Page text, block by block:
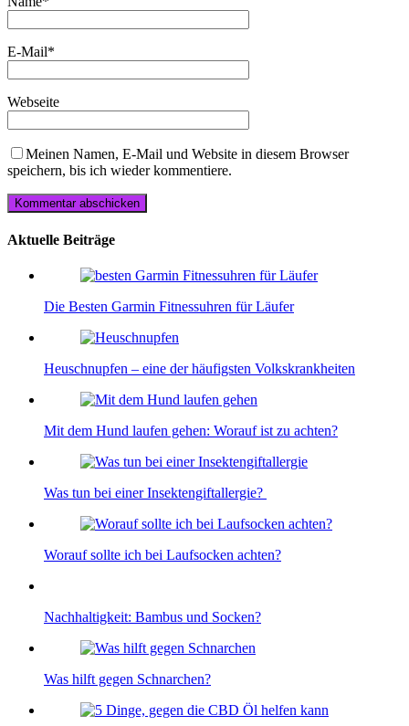
E-Mail*
Webseite
Meinen Namen, E-Mail und Website in diesem Browser
speichern, bis ich wieder kommentiere.
Aktuelle Beiträge
Die Besten Garmin Fitnessuhren für Läufer
Heuschnupfen – eine der häufigsten Volkskrankheiten
Mit dem Hund laufen gehen: Worauf ist zu achten?
Was tun bei einer Insektengiftallergie?
Worauf sollte ich bei Laufsocken achten?
Nachhaltigkeit: Bambus und Socken?
Was hilft gegen Schnarchen?